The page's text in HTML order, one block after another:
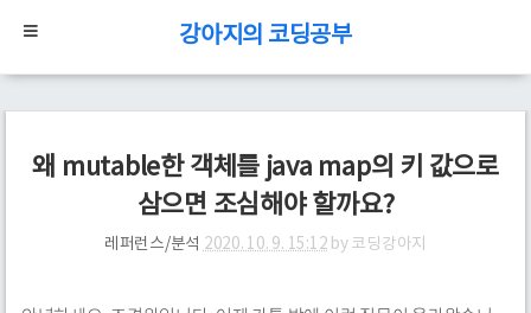
강아지의 코딩공부
왜 mutable한 객체를 java map의 키 값으로
삼으면 조심해야 할까요?
레퍼런스/분석 2020. 10. 9. 15:12 by코딩강아지